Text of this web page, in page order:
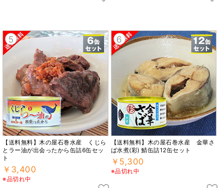
5
【送料無料】木の屋石巻水産 くじら
とラー油が出会ったから缶詰6缶セッ
ト
￥3,400
※品切れ中
6
【送料無料】木の屋石巻水産 金華さ
ば水煮(彩) 鯖缶詰12缶セット
￥5,300
※品切れ中